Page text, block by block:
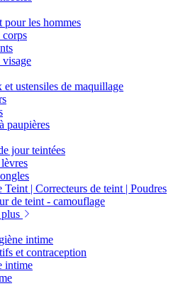
pour les hommes
corps
visage
et ustensiles de maquillage
paupières
jour teintées
Teint | Correcteurs de teint | Poudres
de teint - camouflage
intime
et contraception
intime